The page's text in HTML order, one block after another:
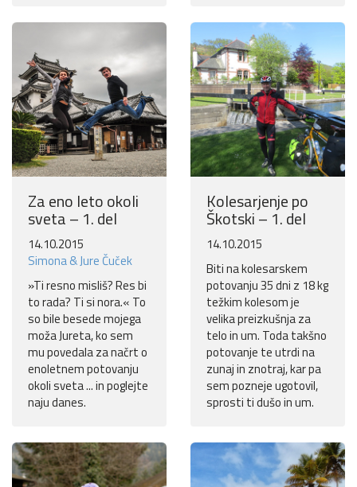
Za eno leto okoli
sveta – 1. del
14.10.2015
Simona & Jure Čuček
»Ti resno misliš? Res bi
to rada? Ti si nora.« To
so bile besede mojega
moža Jureta, ko sem
mu povedala za načrt o
enoletnem potovanju
okoli sveta ... in poglejte
naju danes.
Kolesarjenje po
Škotski – 1. del
14.10.2015
Biti na kolesarskem
potovanju 35 dni z 18 kg
težkim kolesom je
velika preizkušnja za
telo in um. Toda takšno
potovanje te utrdi na
zunaj in znotraj, kar pa
sem pozneje ugotovil,
sprosti ti dušo in um.